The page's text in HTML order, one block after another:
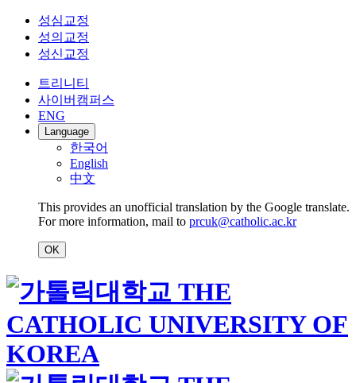
성심교정
성의교정
성신교정
트리니티
사이버캠퍼스
ENG
Language
한국어
English
中文
This provides an unofficial translation by the Google translate.
For more information, mail to prcuk@catholic.ac.kr
OK